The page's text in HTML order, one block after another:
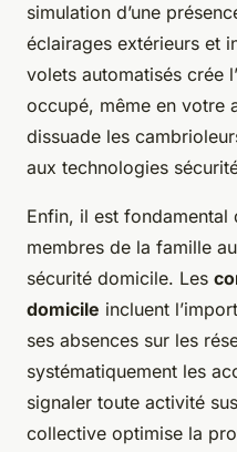
simulation d’une
éclairages extérieurs et
volets automatisés crée
occupé, même en votre
dissuade les
aux technologies
Enfin, il est fondamental
membres de la famille
sécurité domicile. Les
domicile incluent
ses absences sur les
systématiquement les
signaler toute activité
collective optimise la